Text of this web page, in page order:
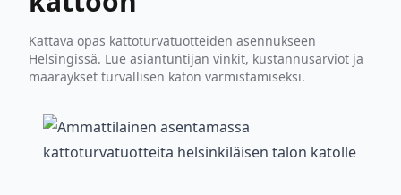
Kattava opas kattoturvatuotteiden asennukseen
Helsingissä. Lue asiantuntijan vinkit, kustannusarviot ja
määräykset turvallisen katon varmistamiseksi.